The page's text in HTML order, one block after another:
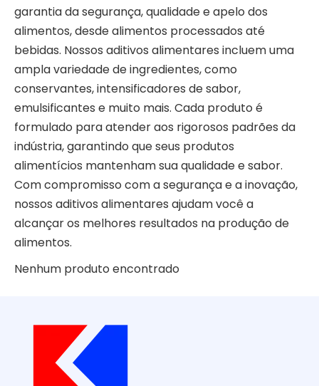
garantia da segurança, qualidade e apelo dos
alimentos, desde alimentos processados ​​até
bebidas. Nossos aditivos alimentares incluem uma
ampla variedade de ingredientes, como
conservantes, intensificadores de sabor,
emulsificantes e muito mais. Cada produto é
formulado para atender aos rigorosos padrões da
indústria, garantindo que seus produtos
alimentícios mantenham sua qualidade e sabor.
Com compromisso com a segurança e a inovação,
nossos aditivos alimentares ajudam você a
alcançar os melhores resultados na produção de
alimentos.
Nenhum produto encontrado